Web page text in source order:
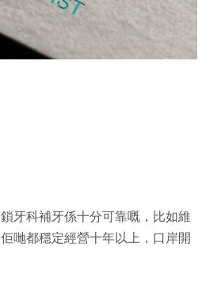
牙科補牙係十分可靠嘅，比如維
哋都穩定經營十年以上，口岸開